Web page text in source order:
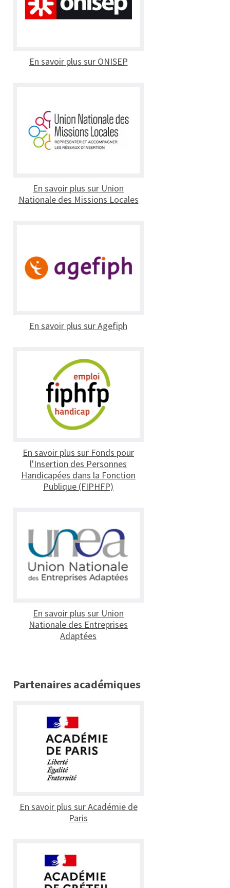
En savoir plus sur ONISEP
En savoir plus sur Union
Nationale des Missions Locales
En savoir plus sur Agefiph
En savoir plus sur Fonds pour
l'Insertion des Personnes
Handicapées dans la Fonction
Publique (FIPHFP)
En savoir plus sur Union
Nationale des Entreprises
Adaptées
Partenaires académiques
En savoir plus sur Académie de
Paris